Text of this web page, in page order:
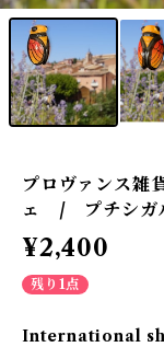
プロヴァンス
ェ / プチシガ
¥2,400
残り1点
International